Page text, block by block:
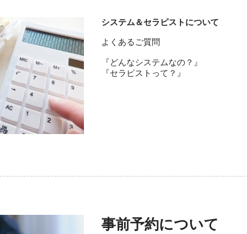
システム＆セラピストについて
よくあるご質問
『どんなシステムなの？』
『セラピストって？』
事前予約について